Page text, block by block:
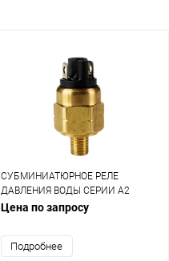
СУБМИНИАТЮРНОЕ РЕЛЕ
ДАВЛЕНИЯ ВОДЫ СЕРИИ A2
Цена по запросу
Подробнее